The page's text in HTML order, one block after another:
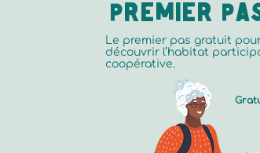
Premier
Le premier pas gratuit
découvrir l’habitat
coopérative.